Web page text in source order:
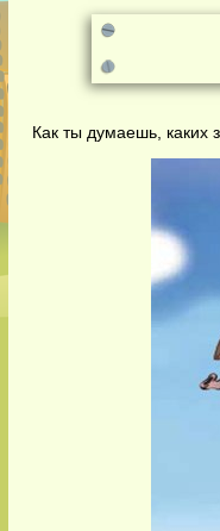
Как ты думаешь, каких